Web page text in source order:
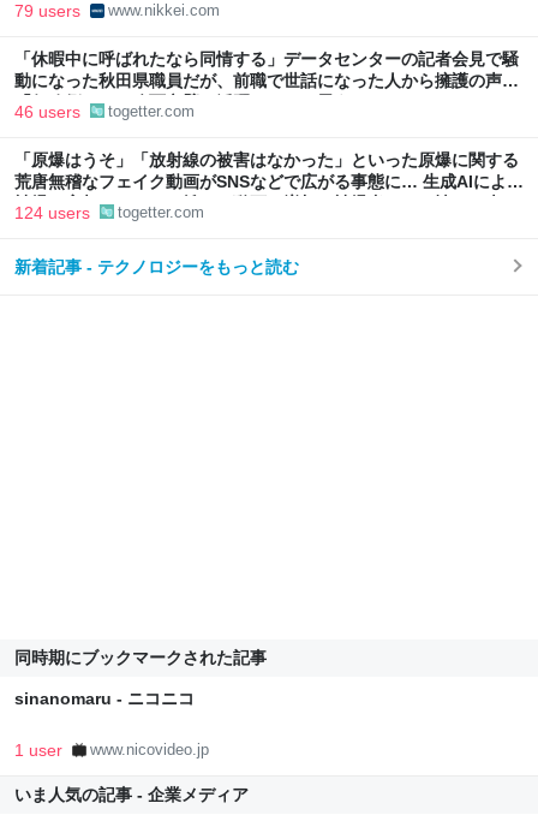
79 users www.nikkei.com
「休暇中に呼ばれたなら同情する」データセンターの記者会見で騒
動になった秋田県職員だが、前職で世話になった人から擁護の声
「行政側として八面六臂の活躍をしたと思う」
46 users togetter.com
「原爆はうそ」「放射線の被害はなかった」といった原爆に関する
荒唐無稽なフェイク動画がSNSなどで広がる事態に… 生成AIによる
被爆の実相からはかけ離れた動画も増加、被爆者からは憤りの声も
124 users togetter.com
新着記事 - テクノロジーをもっと読む
同時期にブックマークされた記事
sinanomaru - ニコニコ
1 user www.nicovideo.jp
いま人気の記事 - 企業メディア